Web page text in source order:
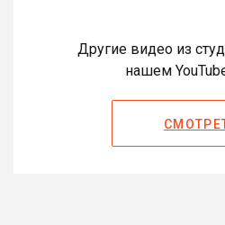
Другие видео из
нашем